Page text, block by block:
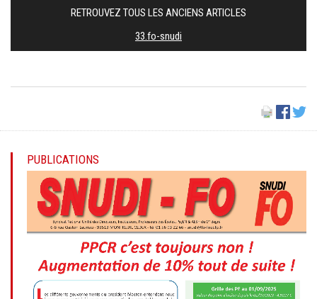
RETROUVEZ TOUS LES ANCIENS ARTICLES
33.fo-snudi
PUBLICATIONS